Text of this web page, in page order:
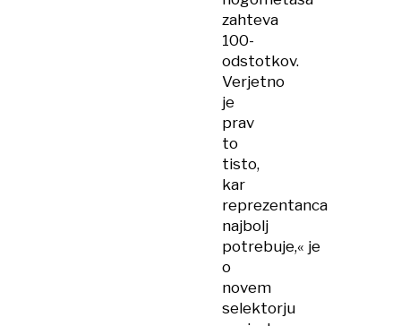
zahteva
100-
odstotkov.
Verjetno
je
prav
to
tisto,
kar
reprezentanca
najbolj
potrebuje,« je
o
novem
selektorju